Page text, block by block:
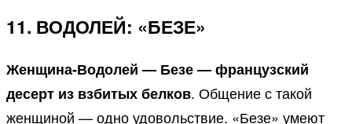
11. ВОДОЛЕЙ: «БЕЗЕ»
Женщина-Водолей — Безе — французский
десерт из взбитых белков. Общение с такой
женщиной — одно удовольствие. «Безе» умеют